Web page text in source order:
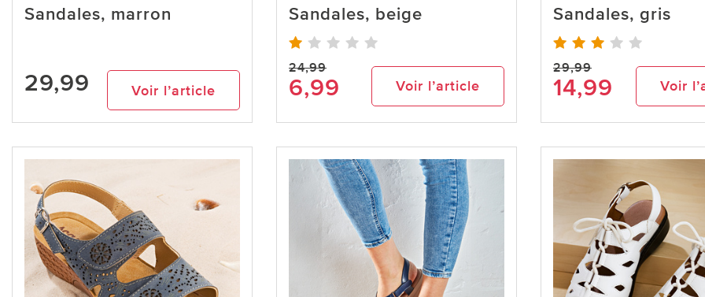
Sandales, marron
29,99 Voir l’article
Sandales, beige
24,99
6,99 Voir l’article
Sandales, gris
29,99
14,99 Voir